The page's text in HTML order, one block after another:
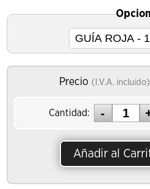
Precio (I.V.A. incluido)
Cantidad:
Añadir al